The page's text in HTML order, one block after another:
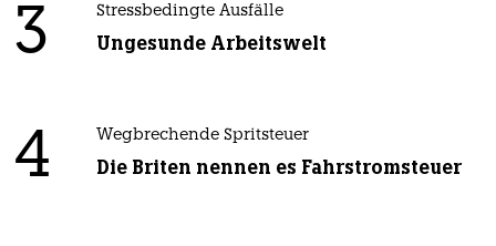
3 Stressbedingte Ausfälle
Ungesunde Arbeitswelt
4 Wegbrechende Spritsteuer
Die Briten nennen es Fahrstromsteuer